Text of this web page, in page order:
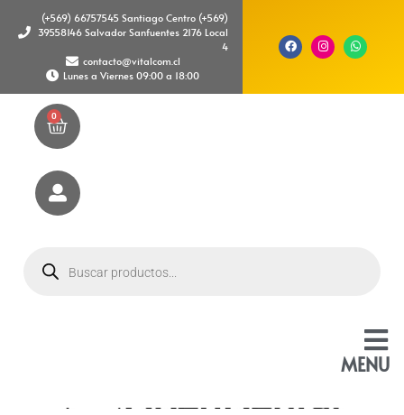
(+569) 66757545 Santiago Centro (+569)
39558146 Salvador Sanfuentes 2176 Local
4
contacto@vitalcom.cl
Lunes a Viernes 09:00 a 18:00
MENU
0